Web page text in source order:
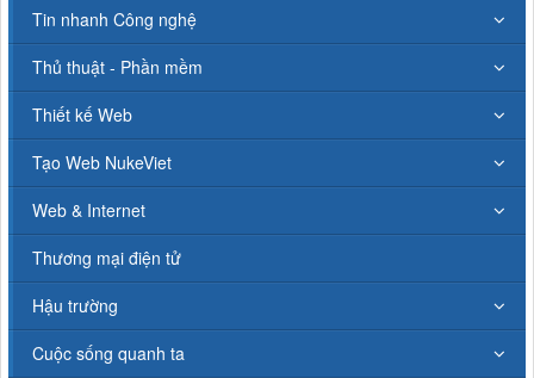
Tin nhanh Công nghệ
Thủ thuật - Phần mềm
Thiết kế Web
Tạo Web NukeViet
Web & Internet
Thương mại điện tử
Hậu trường
Cuộc sống quanh ta